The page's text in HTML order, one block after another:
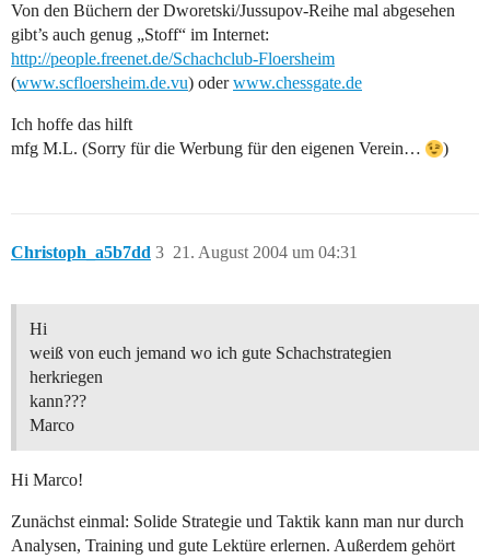
Von den Büchern der Dworetski/Jussupov-Reihe mal abgesehen
gibt’s auch genug „Stoff“ im Internet:
http://people.freenet.de/Schachclub-Floersheim
(www.scfloersheim.de.vu) oderwww.chessgate.de
Ich hoffe das hilft
mfg M.L. (Sorry für die Werbung für den eigenen Verein…
)
Christoph_a5b7dd 21. August 2004 um 04:31
3
Hi
weiß von euch jemand wo ich gute Schachstrategien
herkriegen
kann???
Marco
Hi Marco!
Zunächst einmal: Solide Strategie und Taktik kann man nur durch
Analysen, Training und gute Lektüre erlernen. Außerdem gehört